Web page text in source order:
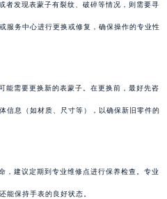
者发现表蒙子有裂纹、破碎等情况，则需要寻
服务中心进行更换或修复，确保操作的专业性
能需要更换新的表蒙子。在更换前，最好先咨
信息（如材质、尺寸等），以确保新旧零件的
，建议定期到专业维修点进行保养检查。专业
能保持手表的良好状态。